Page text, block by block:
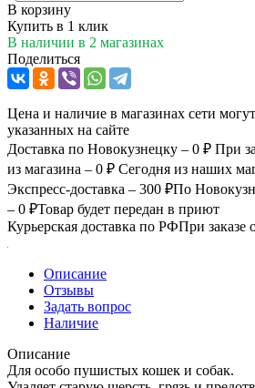
В корзину
Купить в 1 клик
В наличии в 2 магазинах
Поделиться
Цена и наличие в магазинах сети
указанных на сайте
Доставка по Новокузнецку – 0 ₽ При
из магазина – 0 ₽ Сегодня из наших
Экспресс-доставка – 300 ₽По
– 0 ₽Товар будет передан в приют
Курьерская доставка по РФПри заказе
Описание
Отзывы
Задать вопрос
Наличие
Описание
Для особо пушистых кошек и собак.